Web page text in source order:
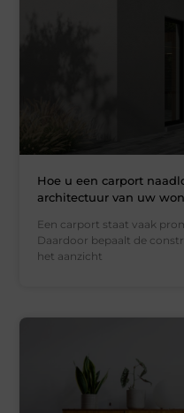
Hoe u een carport
architectuur van uw
Een carport staat vaak
Daardoor bepaalt de
het aanzicht